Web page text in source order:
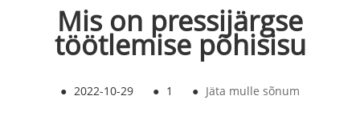
Mis on pressijärgse
töötlemise põhisisu
● 2022-10-29 ● 1 ● Jäta mulle sõnum